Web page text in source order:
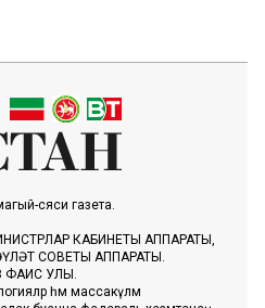
сәяси газета.
КАБИНЕТЫ АППАРАТЫ,
СОВЕТЫ АППАРАТЫ.
ФАИС УЛЫ.
һәм массакүләм